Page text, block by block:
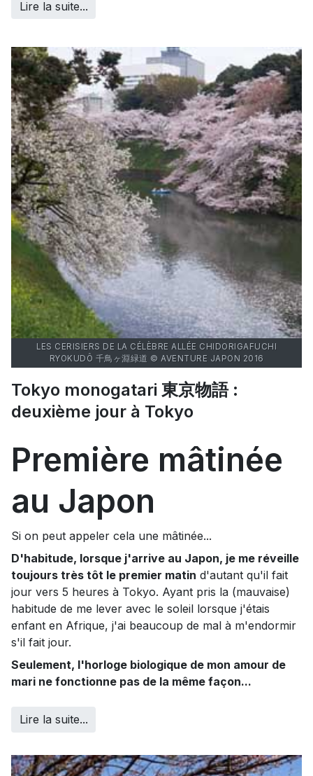
Lire la suite...
LES CERISIERS DE LA CÉLÈBRE ALLÉE CHIDORIGAFUCHI
RYOKUDÔ 千鳥ヶ淵緑道 © AVENTURE JAPON 2016
Tokyo monogatari 東京物語 :
deuxième jour à Tokyo
Première mâtinée
au Japon
Si on peut appeler cela une mâtinée...
D'habitude, lorsque j'arrive au Japon, je me réveille
toujours très tôt le premier matin d'autant qu'il fait
jour vers 5 heures à Tokyo. Ayant pris la (mauvaise)
habitude de me lever avec le soleil lorsque j'étais
enfant en Afrique, j'ai beaucoup de mal à m'endormir
s'il fait jour.
Seulement, l'horloge biologique de mon amour de
mari ne fonctionne pas de la même façon...
Lire la suite...